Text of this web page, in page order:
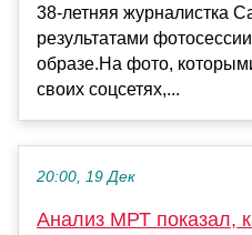
38-летняя журналистка
результатами
образе.На фото,
своих соцсетях,...
20:00, 19 Дек
Анализ МРТ показал,